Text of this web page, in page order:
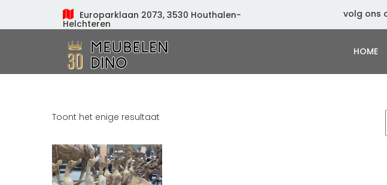
Europarklaan 2073, 3530 Houthalen-
Helchteren
volg ons
HOME
Toont het enige resultaat